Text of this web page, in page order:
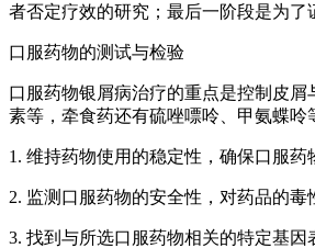
者否定疗效的研究；最后一阶段是为
口服药物的测试与检验
口服药物银屑病治疗的重点是控制皮
素等，牵食药还有硫唑嘌呤、甲氨蝶呤
1. 维持药物使用的稳定性，确保口服药
2. 监测口服药物的安全性，对药品的毒
3. 找到与所选口服药物相关的特定基